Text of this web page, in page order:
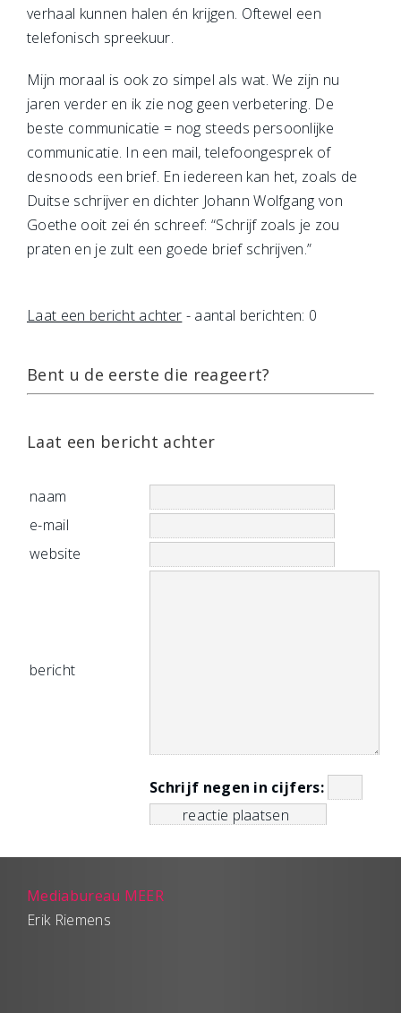
verhaal kunnen halen én krijgen. Oftewel een
telefonisch spreekuur.
Mijn moraal is ook zo simpel als wat. We zijn nu
jaren verder en ik zie nog geen verbetering. De
beste communicatie = nog steeds persoonlijke
communicatie. In een mail, telefoongesprek of
desnoods een brief. En iedereen kan het, zoals de
Duitse schrijver en dichter Johann Wolfgang von
Goethe ooit zei én schreef: “Schrijf zoals je zou
praten en je zult een goede brief schrijven.”
Laat een bericht achter - aantal berichten: 0
Bent u de eerste die reageert?
Laat een bericht achter
naam
e-mail
website
bericht
Schrijf negen in cijfers:
Mediabureau MEER
Erik Riemens